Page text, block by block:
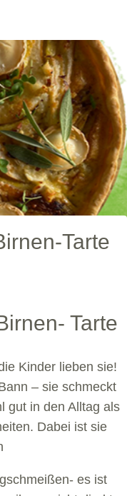
Tarte
Tarte
Kinder lieben sie!
– sie schmeckt
gut in den Alltag als
Dabei ist sie
es ist